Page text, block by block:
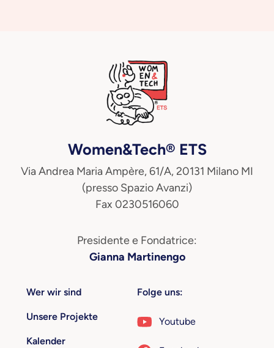
Women&Tech® ETS
Via Andrea Maria Ampère, 61/A, 20131 Milano MI
(presso Spazio Avanzi)
Fax 0230516060
Presidente e Fondatrice:
Gianna Martinengo
Wer wir sind
Unsere Projekte
Kalender
Folge uns:
Youtube